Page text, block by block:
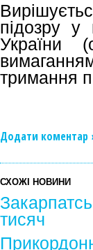
підозру у
України
тримання
Додати коментар
СХОЖІ НОВИНИ
тисяч